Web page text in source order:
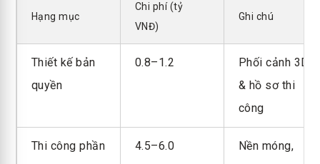
Hạng mục
Chi phí (tỷ
VNĐ)
Ghi chú
Thiết kế bản
quyền
0.8–1.2
Phối cảnh 3D
& hồ sơ thi
công
Thi công phần
4.5–6.0
Nền móng,